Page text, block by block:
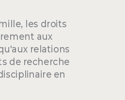
les droits
aux
relations
de recherche
en